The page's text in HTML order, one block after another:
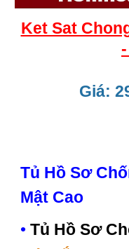
Ket Sat
Giá:
Tủ Hồ Sơ
Mật Cao
• Tủ Hồ Sơ